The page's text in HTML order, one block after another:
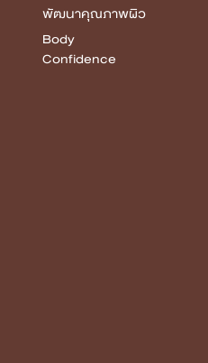
พัฒนาคุณภาพผิว
Body
Confidence